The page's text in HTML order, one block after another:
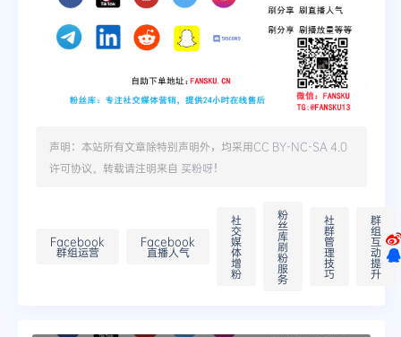
声明：本站所有文章除特别声明外，均采用CC BY-NC-SA 4.0
许可协议。转载请注明来自 买粉呀！
Facebook
群组运营
Facebook
直播人气
社
交
媒
体
增
粉
粉
丝
库
刷
粉
服
务
社
群
管
理
技
巧
群
组
互
动
提
升